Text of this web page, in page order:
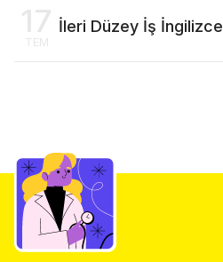
17
TEM
İleri Düzey İş